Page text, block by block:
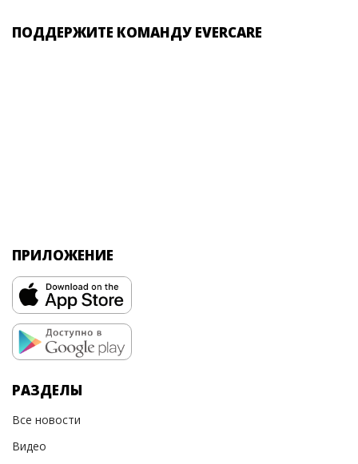
ПОДДЕРЖИТЕ КОМАНДУ EVERCARE
ПРИЛОЖЕНИЕ
РАЗДЕЛЫ
Все новости
Видео